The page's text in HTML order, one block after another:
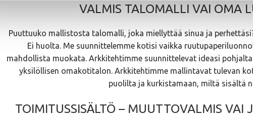
VALMIS TALOMALLI VAI OMA
Puuttuuko mallistosta talomalli, joka miellyttää sinua ja
Ei huolta. Me suunnittelemme kotisi vaikka
mahdollista muokata. Arkkitehtimme suunnittelevat ideasi
yksilöllisen omakotitalon. Arkkitehtimme mallintavat tulevan
puolilta ja kurkistamaan, miltä sisältä
TOIMITUSSISÄLTÖ – MUUTTOVALMIS VAI